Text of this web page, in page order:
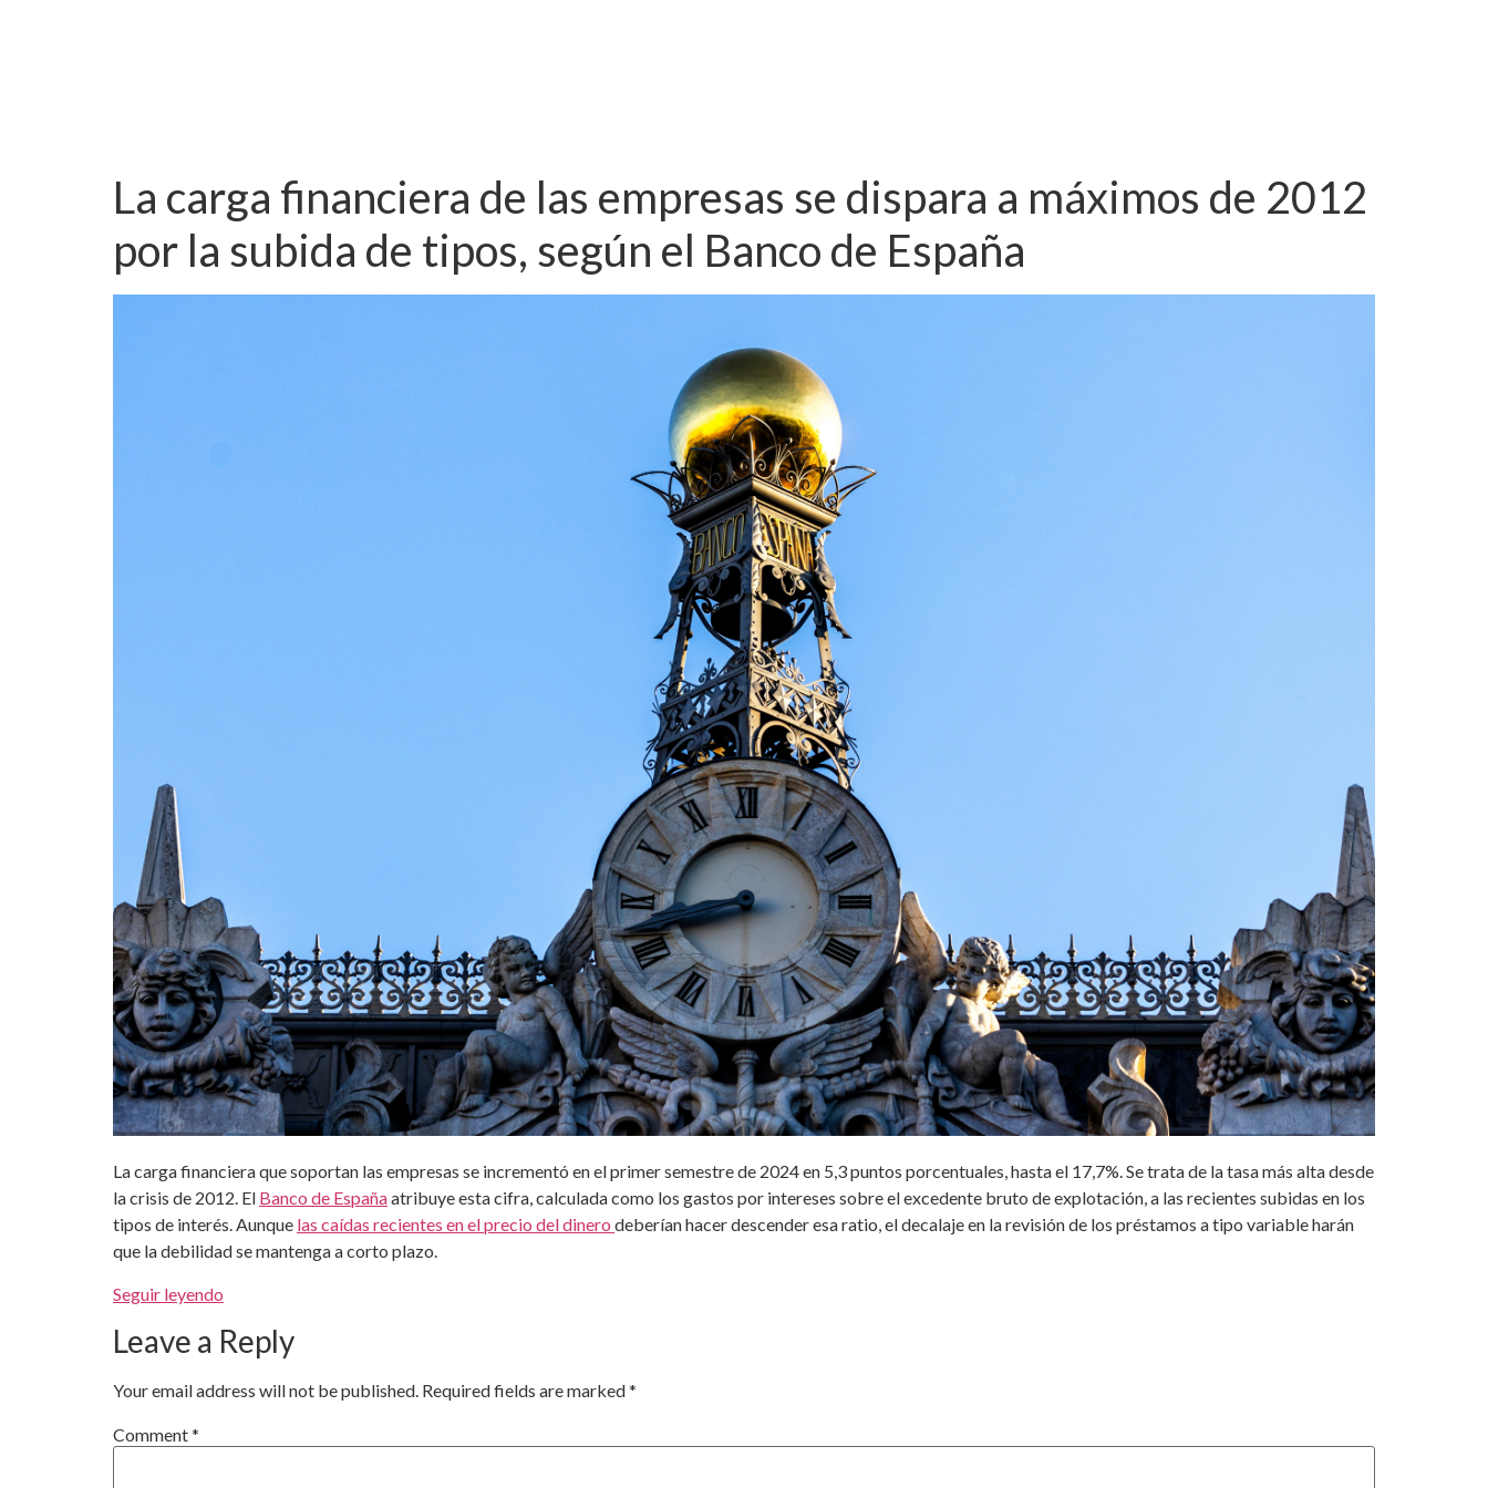
La carga financiera de las empresas se dispara a máximos de 2012
por la subida de tipos, según el Banco de España
La carga financiera que soportan las empresas se incrementó en el primer semestre de 2024 en 5,3 puntos porcentuales, hasta el 17,7%. Se trata de la tasa más alta desde
la crisis de 2012. El Banco de Españaatribuye esta cifra, calculada como los gastos por intereses sobre el excedente bruto de explotación, a las recientes subidas en los
tipos de interés. Aunque las caídas recientes en el precio del dinero deberían hacer descender esa ratio, el decalaje en la revisión de los préstamos a tipo variable harán
que la debilidad se mantenga a corto plazo.
Seguir leyendo
Leave a Reply
Your email address will not be published. Required fields are marked*
Comment*